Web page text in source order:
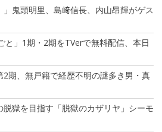
鬼頭明里、島﨑信長、内山昂輝がゲス
と」1期・2期をTVerで無料配信、本日
2期、無戸籍で経歴不明の謎多き男・真
獄を目指す「脱獄のカザリヤ」シーモ